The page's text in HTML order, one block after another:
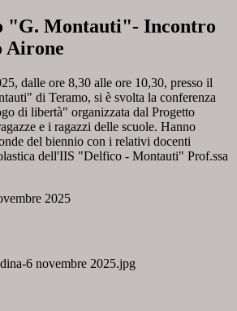
"G. Montauti"- Incontro
Airone
dalle ore 8,30 alle ore 10,30, presso il
di Teramo, si è svolta la conferenza
di libertà" organizzata dal Progetto
e i ragazzi delle scuole. Hanno
del biennio con i relativi docenti
dell'IIS "Delfico - Montauti" Prof.ssa
6 novembre 2025.jpg